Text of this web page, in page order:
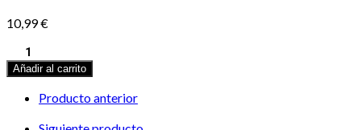
10,99€
Esmalte
semipermanente
Neonail
7,2ml
Arctic
Añadir al carrito
Producto anterior